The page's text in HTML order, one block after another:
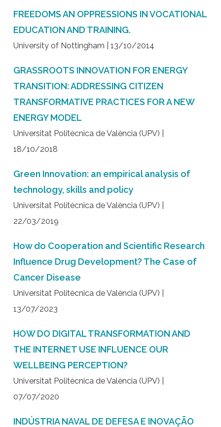
FREEDOMS AN OPPRESSIONS IN VOCATIONAL
EDUCATION AND TRAINING.
University of Nottingham | 13/10/2014
GRASSROOTS INNOVATION FOR ENERGY
TRANSITION: ADDRESSING CITIZEN
TRANSFORMATIVE PRACTICES FOR A NEW
ENERGY MODEL
Universitat Politècnica de València (UPV) |
18/10/2018
Green Innovation: an empirical analysis of
technology, skills and policy
Universitat Politècnica de València (UPV) |
22/03/2019
How do Cooperation and Scientific Research
Influence Drug Development? The Case of
Cancer Disease
Universitat Politècnica de València (UPV) |
13/07/2023
HOW DO DIGITAL TRANSFORMATION AND
THE INTERNET USE INFLUENCE OUR
WELLBEING PERCEPTION?
Universitat Politècnica de València (UPV) |
07/07/2020
INDÚSTRIA NAVAL DE DEFESA E INOVAÇÃO